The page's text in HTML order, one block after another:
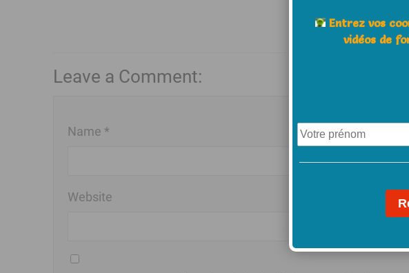
Leave a Comment:
Name * E-Mail *
Website
Entrez vos
vidéos de